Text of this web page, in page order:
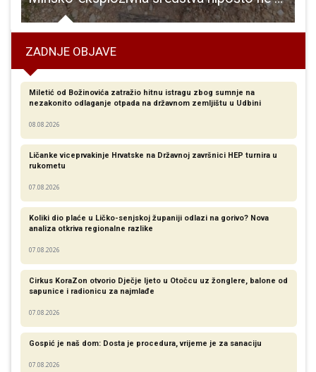
ZADNJE OBJAVE
Miletić od Božinovića zatražio hitnu istragu zbog sumnje na
nezakonito odlaganje otpada na državnom zemljištu u Udbini
08.08.2026
Ličanke viceprvakinje Hrvatske na Državnoj završnici HEP turnira u
rukometu
07.08.2026
Koliki dio plaće u Ličko-senjskoj županiji odlazi na gorivo? Nova
analiza otkriva regionalne razlike​
07.08.2026
Cirkus KoraZon otvorio Dječje ljeto u Otočcu uz žonglere, balone od
sapunice i radionicu za najmlađe
07.08.2026
Gospić je naš dom: Dosta je procedura, vrijeme je za sanaciju
07.08.2026